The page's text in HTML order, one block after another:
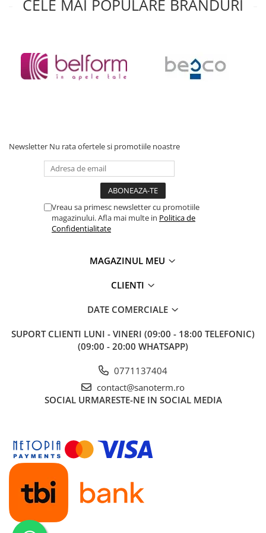
Accesorii baie
Accesorii toaleta
Cuiere si suporturi prosoape
Sifoane si ventile lavoar
Sifoane si ventile cada
Sifoane si ventile cadita dus
Sifoane pardoseala si terasa
Bucatarie
Baterii Bucatarie
Seturi chiuvete si baterii
Incalzire in pardoseala
Grup amestec
Automatizari
Pompe recirculare
Pompa ridicare presiune
Cutii distribuitoare
CELE MAI POPULARE BRANDURI
Newsletter Nu rata ofertele si promotiile noastre
Vreau sa primesc newsletter cu promotiile
magazinului. Afla mai multe in Politica de
Confidentialitate
MAGAZINUL MEU
CLIENTI
DATE COMERCIALE
SUPORT CLIENTI LUNI - VINERI (09:00 - 18:00 TELEFONIC)
(09:00 - 20:00 WHATSAPP)
0771137404
contact@sanoterm.ro
SOCIAL URMARESTE-NE IN SOCIAL MEDIA